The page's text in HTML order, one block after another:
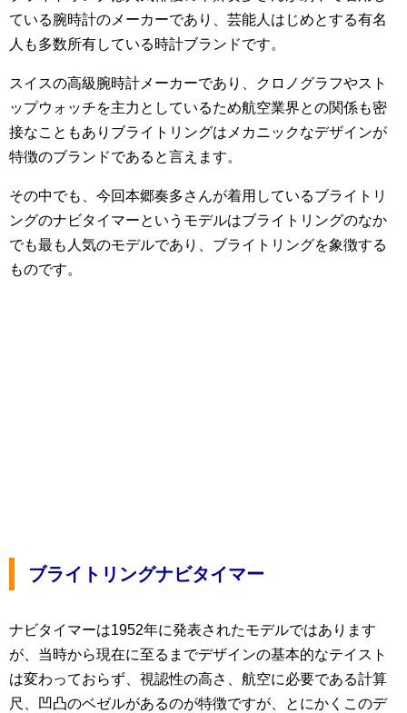
ている腕時計のメーカーであり、芸能人はじめとする有名
人も多数所有している時計ブランドです。
スイスの高級腕時計メーカーであり、クロノグラフやスト
ップウォッチを主力としているため航空業界との関係も密
接なこともありブライトリングはメカニックなデザインが
特徴のブランドであると言えます。
その中でも、今回本郷奏多さんが着用しているブライトリ
ングのナビタイマーというモデルはブライトリングのなか
でも最も人気のモデルであり、ブライトリングを象徴する
ものです。
ブライトリングナビタイマー
ナビタイマーは1952年に発表されたモデルではあります
が、当時から現在に至るまでデザインの基本的なテイスト
は変わっておらず、視認性の高さ、航空に必要である計算
尺、凹凸のベゼルがあるのが特徴ですが、とにかくこのデ